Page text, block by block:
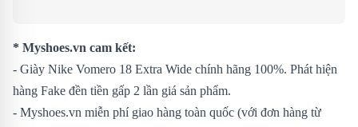
* Myshoes.vn cam kết:
- Giày Nike Vomero 18 Extra Wide chính hãng 100%. Phát hiện
hàng Fake đền tiền gấp 2 lần giá sản phẩm.
- Myshoes.vn miễn phí giao hàng toàn quốc (với đơn hàng từ